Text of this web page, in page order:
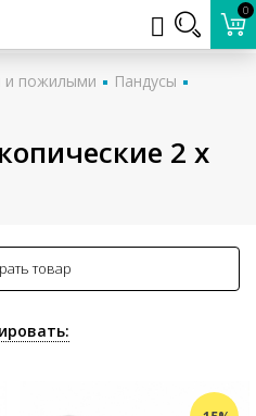
0
и пожилыми
Пандусы
2 х
товар